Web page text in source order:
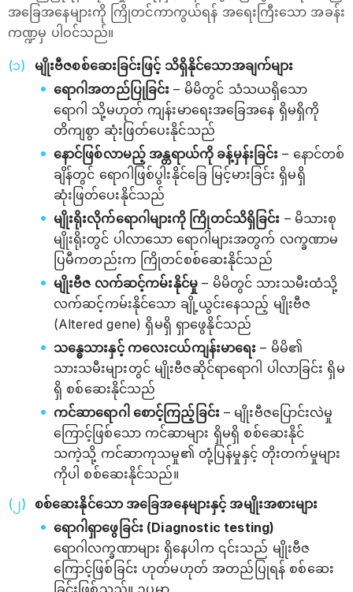
အခြေအနေများကို ကြိုတင်ကာကွယ်ရန် အရေးကြီးသော အခန်း
ကဏ္ဍမှ ပါဝင်သည်။
မျိုးဗီဇစစ်ဆေးခြင်းဖြင့် သိရှိနိုင်သောအချက်များ
ရောဂါအတည်ပြုခြင်း – မိမိတွင် သံသယရှိသော
ရောဂါ သို့မဟုတ် ကျန်းမာရေးအခြေအနေ ရှိမရှိကို
တိကျစွာ ဆုံးဖြတ်ပေးနိုင်သည်
နောင်ဖြစ်လာမည့် အန္တရာယ်ကို ခန့်မှန်းခြင်း – နောင်တစ်
ချိန်တွင် ရောဂါဖြစ်ပွါးနိုင်ခြေ မြင့်မားခြင်း ရှိမရှိ
ဆုံးဖြတ်ပေးနိုင်သည်
မျိုးရိုးလိုက်ရောဂါများကို ကြိုတင်သိရှိခြင်း – မိသားစု
မျိုးရိုးတွင် ပါလာသော ရောဂါများအတွက် လက္ခဏာမ
ပြမီကတည်းက ကြိုတင်စစ်ဆေးနိုင်သည်
မျိုးဗီဇ လက်ဆင့်ကမ်းနိုင်မှု – မိမိတွင် သားသမီးထံသို့
လက်ဆင့်ကမ်းနိုင်သော ချို့ယွင်းနေသည့် မျိုးဗီဇ
(Altered gene) ရှိမရှိ ရှာဖွေနိုင်သည်
သန္ဓေသားနှင့် ကလေးငယ်ကျန်းမာရေး – မိမိ၏
သားသမီးများတွင် မျိုးဗီဇဆိုင်ရာရောဂါ ပါလာခြင်း ရှိမ
ရှိ စစ်ဆေးနိုင်သည်
ကင်ဆာရောဂါ စောင့်ကြည့်ခြင်း– မျိုးဗီဇပြောင်းလဲမှု
ကြောင့်ဖြစ်သော ကင်ဆာများ ရှိမရှိ စစ်ဆေးနိုင်
သကဲ့သို့ ကင်ဆာကုသမှု၏ တုံ့ပြန်မှုနှင့် တိုးတက်မှုများ
ကိုပါ စစ်ဆေးနိုင်သည်။
စစ်ဆေးနိုင်သော အခြေအနေများနှင့် အမျိုးအစားများ
ရောဂါရှာဖွေခြင်း (Diagnostic testing)
ရောဂါလက္ခဏာများ ရှိနေပါက ၎င်းသည် မျိုးဗီဇ
ကြောင့်ဖြစ်ခြင်း ဟုတ်မဟုတ် အတည်ပြုရန် စစ်ဆေး
ခြင်းဖြစ်သည်။ ဥပမာ_